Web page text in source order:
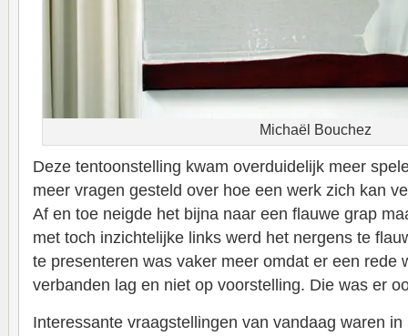
Michaël Bouchez
Deze tentoonstelling kwam overduidelijk meer
meer vragen gesteld over hoe een werk zich kan
Af en toe neigde het bijna naar een flauwe grap
met toch inzichtelijke links werd het nergens te
te presenteren was vaker meer omdat er een rede
verbanden lag en niet op voorstelling. Die was er
Interessante vraagstellingen van vandaag waren